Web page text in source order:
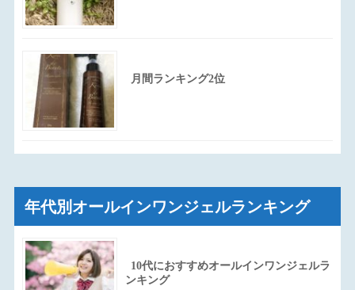
月間ランキング2位
年代別オールインワンジェルランキング
10代におすすめオールインワンジェルラ
ンキング